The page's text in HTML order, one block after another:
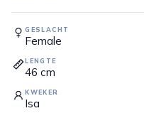
GESLACHT
Female
LENGTE
46 cm
KWEKER
Isa